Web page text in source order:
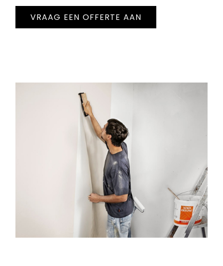
VRAAG EEN OFFERTE AAN